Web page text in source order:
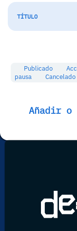
TÍTULO
Publicado
pausa
Cancelado
Añadir o